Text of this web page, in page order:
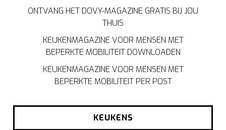
ONTVANG HET DOVY-MAGAZINE GRATIS BIJ JOU
THUIS
KEUKENMAGAZINE VOOR MENSEN MET
BEPERKTE MOBILITEIT DOWNLOADEN
KEUKENMAGAZINE VOOR MENSEN MET
BEPERKTE MOBILITEIT PER POST
KEUKENS